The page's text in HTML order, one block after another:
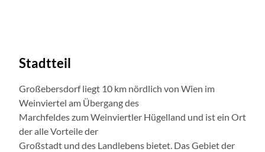
Stadtteil
Großebersdorf liegt 10 km nördlich von Wien im
Weinviertel am Übergang des
Marchfeldes zum Weinviertler Hügelland und ist ein Ort
der alle Vorteile der
Großstadt und des Landlebens bietet. Das Gebiet der